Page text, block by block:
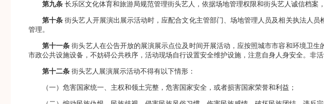
第九条 长乐区文化体育和旅游局规范管理街头艺人，依据场地管理权限和街头艺人诚信档案
第十条 街头艺人开展演出展示活动时，应配合文化主管部门、场地管理人员及相关执法人
管理。
第十一条 街头艺人在公告开放的展演展示点位及时间开展活动，应按照城市市容和环境卫
市政公共设施设备，不妨碍公共秩序，活动现场自行设置安全维护设施，注意自身人身安全。非
第十二条 街头艺人展演展示活动不得有以下情形：
（一）危害国家统一、主权和领土完整，危害国家安全，或者损害国家荣誉和利益；